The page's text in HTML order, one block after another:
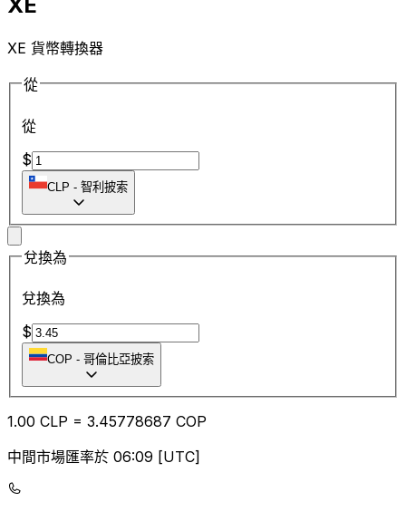
XE 貨幣轉換器
從
從
$
CLP - 智利披索
兌換為
兌換為
$
COP - 哥倫比亞披索
1.00 CLP = 3.45778687 COP
中間市場匯率於 06:09 [UTC]